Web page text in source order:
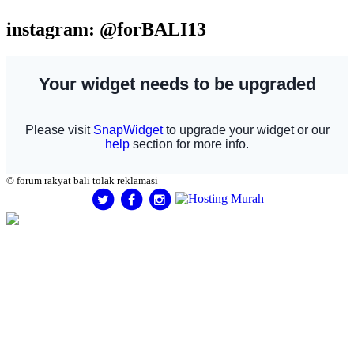
instagram: @forBALI13
© forum rakyat bali tolak reklamasi